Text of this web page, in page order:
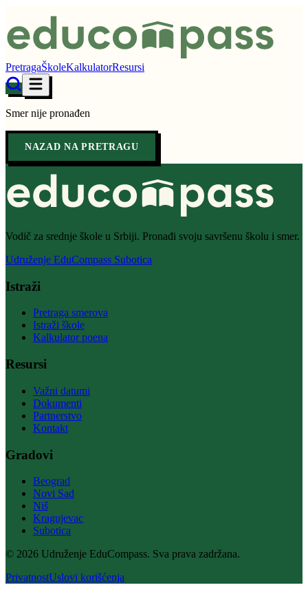
PretragaŠkoleKalkulatorResursi
Smer nije pronađen
NAZAD NA PRETRAGU
Vodič za srednje škole u Srbiji. Pronađi svoju savršenu školu i smer.
Udruženje EduCompass Subotica
Istraži
Pretraga smerova
Istraži škole
Kalkulator poena
Resursi
Važni datumi
Dokumenti
Partnerstvo
Kontakt
Gradovi
Beograd
Novi Sad
Niš
Kragujevac
Subotica
© 2026 Udruženje EduCompass. Sva prava zadržana.
PrivatnostUslovi korišćenja